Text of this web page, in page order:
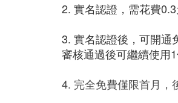
2. 實名認證，需花費
3. 實名認證後，可開通
審核通過後可繼續使用
4. 完全免費僅限首月，